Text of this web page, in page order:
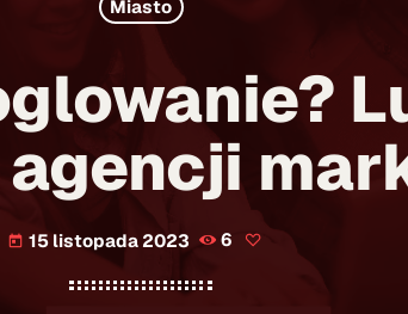
Miasto
today 15 listopada 2023 6